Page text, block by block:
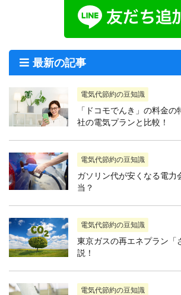
最新の記事
電気代節約の豆知識
「ドコモでんき」の料金
社の電気プランと比較！
電気代節約の豆知識
ガソリン代が安くなる電力
当？
電気代節約の豆知識
東京ガスの再エネプラン「
説！
電気代節約の豆知識